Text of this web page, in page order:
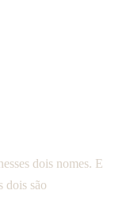
dois nomes. E
dois são